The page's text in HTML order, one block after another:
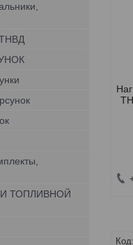
ТОПЛИВНОЙ